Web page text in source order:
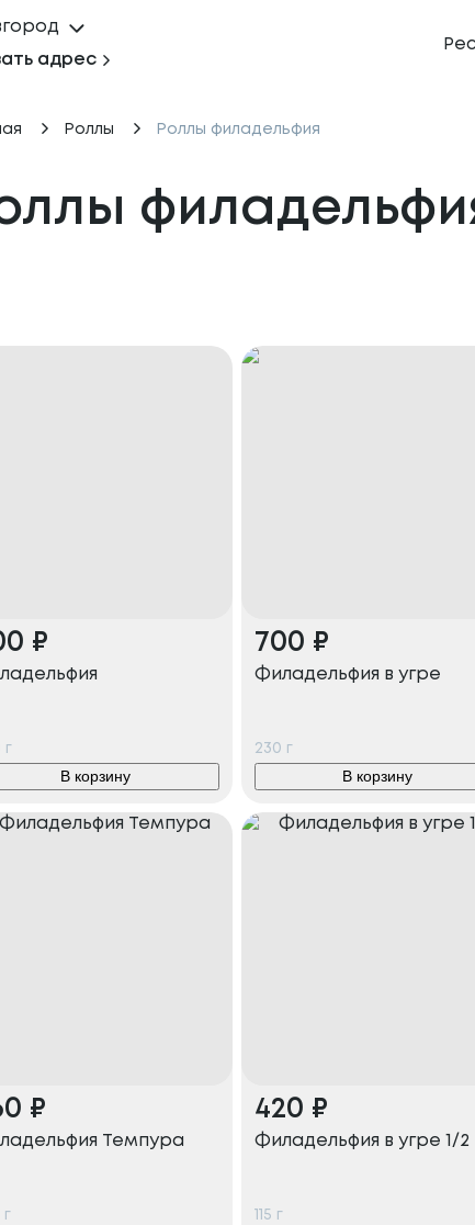
адрес
Роллы Роллы филадельфия
₽
г
В корзину
700 ₽
Филадельфия в угре
230 г
В корзину
₽
Темпура
г
420 ₽
Филадельфия в угре 1/2
115 г